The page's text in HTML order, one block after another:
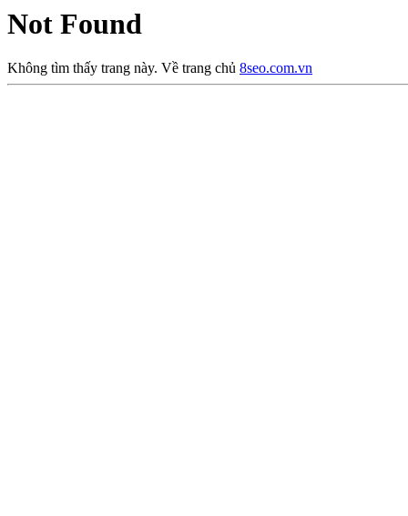
Not Found
Không tìm thấy trang này. Về trang chủ 8seo.com.vn